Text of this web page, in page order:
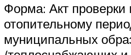
Форма: Акт проверки
отопительному
муниципальных